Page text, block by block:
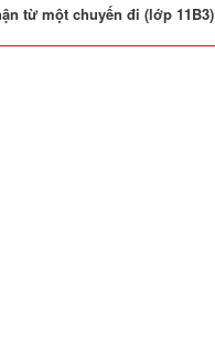
từ một chuyến đi (lớp 11B3)